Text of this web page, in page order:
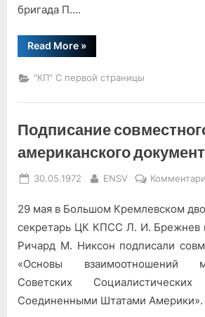
бригада П….
Read More“Москва-
КАМАЗ”
»
"КП" С первой страницы
Подписание
американского
Posted
30.05.1972 By
ENSV
29 мая в Большом Кремлевском
секретарь ЦК КПСС Л. И. Брежнев
Ричард М. Никсон подписали
«Основы взаимоотношений
Советских
Соединенными Штатами Америки».